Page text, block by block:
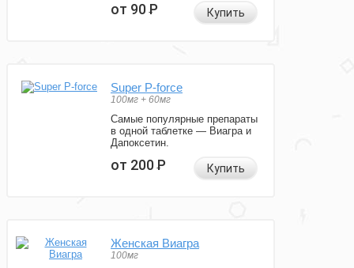
от 90Р Купить
Super P-force
100мг + 60мг
Самые популярные препараты
в одной таблетке — Виагра и
Дапоксетин.
от 200Р Купить
Женская Виагра
100мг